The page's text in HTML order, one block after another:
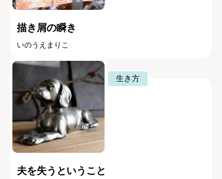
描き屑の瞬き
いのうえまりこ
生き方
夫を失うということ